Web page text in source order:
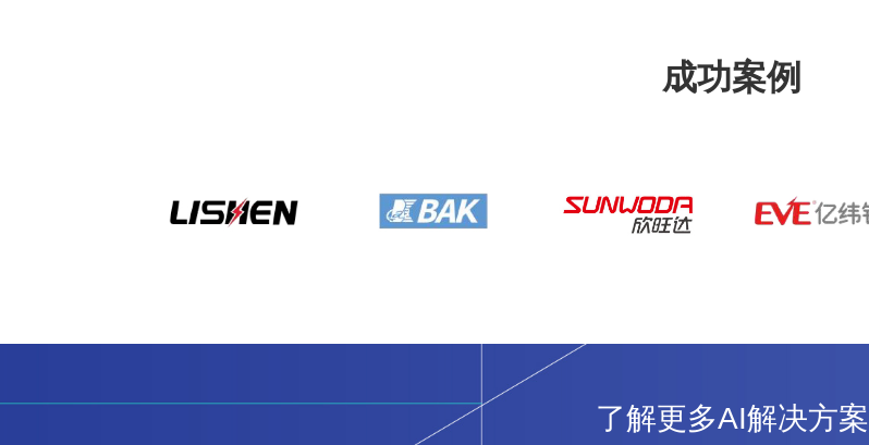
成功案例
了解更多AI解决方案